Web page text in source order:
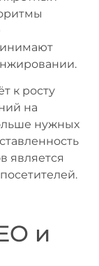
к росту
на
нужных
является
и